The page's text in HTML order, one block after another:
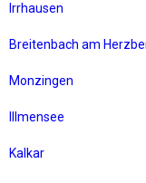
Irrhausen
Breitenbach am
Monzingen
Illmensee
Kalkar